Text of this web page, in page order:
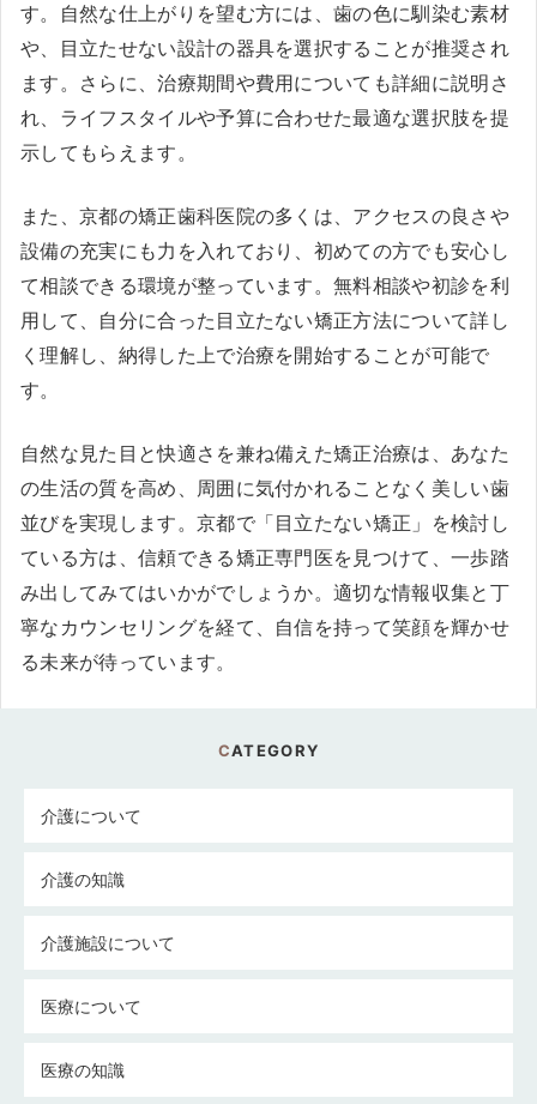
す。自然な仕上がりを望む方には、歯の色に馴染む素材
や、目立たせない設計の器具を選択することが推奨され
ます。さらに、治療期間や費用についても詳細に説明さ
れ、ライフスタイルや予算に合わせた最適な選択肢を提
示してもらえます。
また、京都の矯正歯科医院の多くは、アクセスの良さや
設備の充実にも力を入れており、初めての方でも安心し
て相談できる環境が整っています。無料相談や初診を利
用して、自分に合った目立たない矯正方法について詳し
く理解し、納得した上で治療を開始することが可能で
す。
自然な見た目と快適さを兼ね備えた矯正治療は、あなた
の生活の質を高め、周囲に気付かれることなく美しい歯
並びを実現します。京都で「目立たない矯正」を検討し
ている方は、信頼できる矯正専門医を見つけて、一歩踏
み出してみてはいかがでしょうか。適切な情報収集と丁
寧なカウンセリングを経て、自信を持って笑顔を輝かせ
る未来が待っています。
CATEGORY
介護について
介護の知識
介護施設について
医療について
医療の知識